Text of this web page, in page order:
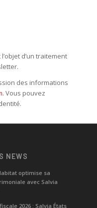
d’un traitement
des informations
Vous pouvez
NEWS
optimise sa
avec Salvia
2026 : Salvia États